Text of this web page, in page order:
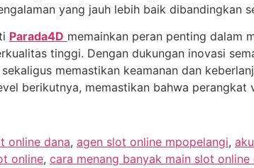
yang jauh lebih baik dibandingkan
Parada4D memainkan peran penting dalam
tinggi. Dengan dukungan inovasi
memastikan keamanan dan
berikutnya, memastikan bahwa
online dana, agen slot online mpopelangi,
online, cara menang banyak main slot online